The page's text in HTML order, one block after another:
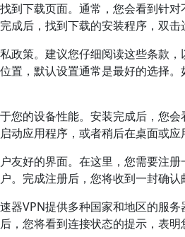
到下载页面。通常，您会看到针
后，找到下载的安装程序，双击
政策。建议您仔细阅读这些条款
置，默认设置通常是最好的选择
您的设备性能。安装完成后，您
动应用程序，或者稍后在桌面或应
友好的界面。在这里，您需要注
。完成注册后，您将收到一封确认
器VPN提供多种国家和地区的服
，您将看到连接状态的提示，表明